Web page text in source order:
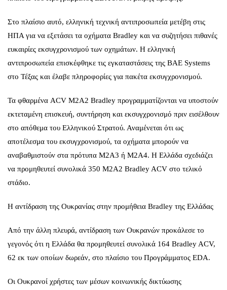
Στο πλαίσιο αυτό, ελληνική τεχνική αντιπροσωπεία μετέβη στις
ΗΠΑ για να εξετάσει τα οχήματα Bradley και να συζητήσει πιθανές
ευκαιρίες εκσυγχρονισμού των οχημάτων. Η ελληνική
αντιπροσωπεία επισκέφθηκε τις εγκαταστάσεις της BAE Systems
στο Τέξας και έλαβε πληροφορίες για πακέτα εκσυγχρονισμού.
Τα φθαρμένα ACV M2A2 Bradley προγραμματίζονται να υποστούν
εκτεταμένη επισκευή, συντήρηση και εκσυγχρονισμό πριν εισέλθουν
στο απόθεμα του Ελληνικού Στρατού. Αναμένεται ότι ως
αποτέλεσμα του εκσυγχρονισμού, τα οχήματα μπορούν να
αναβαθμιστούν στα πρότυπα M2A3 ή M2A4. Η Ελλάδα σχεδιάζει
να προμηθευτεί συνολικά 350 M2A2 Bradley ACV στο τελικό
στάδιο.
Η αντίδραση της Ουκρανίας στην προμήθεια Bradley της Ελλάδας
Από την άλλη πλευρά, αντίδραση των Ουκρανών προκάλεσε το
γεγονός ότι η Ελλάδα θα προμηθευτεί συνολικά 164 Bradley ACV,
62 εκ των οποίων δωρεάν, στο πλαίσιο του Προγράμματος EDA.
Οι Ουκρανοί χρήστες των μέσων κοινωνικής δικτύωσης